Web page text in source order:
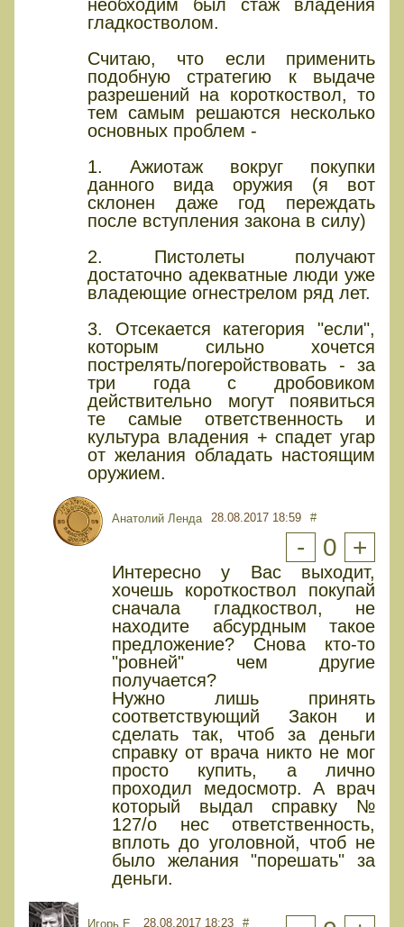
необходим был стаж владения
гладкостволом.
Считаю, что если применить
подобную стратегию к выдаче
разрешений на короткоствол, то
тем самым решаются несколько
основных проблем -
1. Ажиотаж вокруг покупки
данного вида оружия (я вот
склонен даже год переждать
после вступления закона в силу)
2. Пистолеты получают
достаточно адекватные люди уже
владеющие огнестрелом ряд лет.
3. Отсекается категория "если",
которым сильно хочется
пострелять/погеройствовать - за
три года с дробовиком
действительно могут появиться
те самые ответственность и
культура владения + спадет угар
от желания обладать настоящим
оружием.
Анатолий Ленда 28.08.2017 18:59 #
- 0 +
Интересно у Вас выходит,
хочешь короткоствол покупай
сначала гладкоствол, не
находите абсурдным такое
предложение? Снова кто-то
"ровней" чем другие
получается?
Нужно лишь принять
соответствующий Закон и
сделать так, чтоб за деньги
справку от врача никто не мог
просто купить, а лично
проходил медосмотр. А врач
который выдал справку №
127/о нес ответственность,
вплоть до уголовной, чтоб не
было желания "порешать" за
деньги.
Игорь Е. 28.08.2017 18:23 #